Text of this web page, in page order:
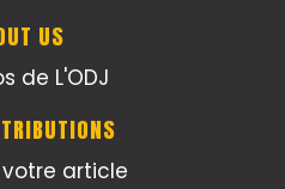
US
de L'ODJ
votre article